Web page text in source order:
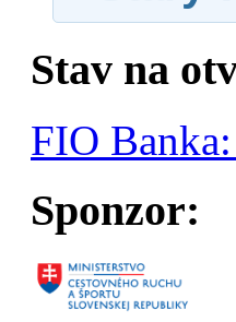
Stav na
FIO
Sponzor: